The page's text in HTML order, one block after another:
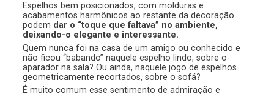
Espelhos bem posicionados, com molduras e
acabamentos harmônicos ao restante da decoração
podem dar o “toque que faltava” no ambiente,
deixando-o elegante e interessante.
Quem nunca foi na casa de um amigo ou conhecido e
não ficou “babando” naquele espelho lindo, sobre o
aparador na sala? Ou ainda, naquele jogo de espelhos
geometricamente recortados, sobre o sofá?
É muito comum esse sentimento de admiração e